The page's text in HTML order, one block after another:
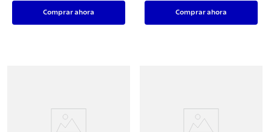
Comprar ahora Comprar ahora